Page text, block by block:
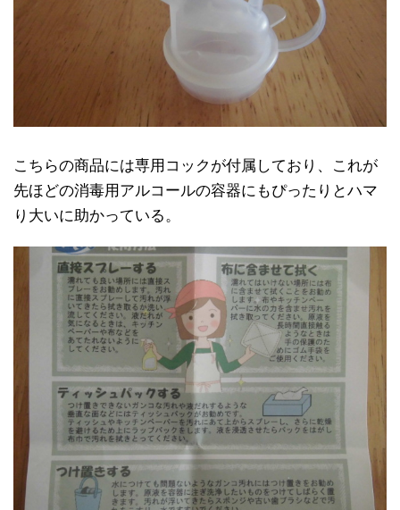
こちらの商品には専用コックが付属しており、これが
先ほどの消毒用アルコールの容器にもぴったりとハマ
り大いに助かっている。